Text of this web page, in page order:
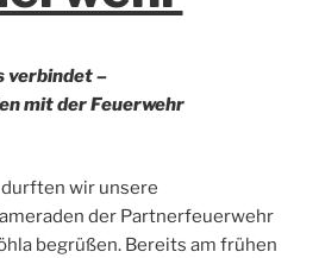
verbindet –
mit der Feuerwehr
durften wir unsere
der Partnerfeuerwehr
begrüßen. Bereits am frühen